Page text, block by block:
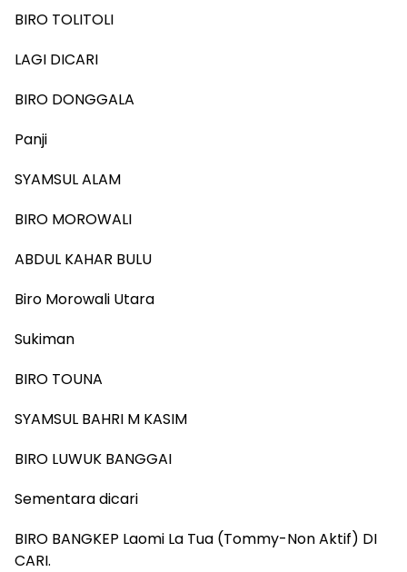
BIRO TOLITOLI
LAGI DICARI
BIRO DONGGALA
Panji
SYAMSUL ALAM
BIRO MOROWALI
ABDUL KAHAR BULU
Biro Morowali Utara
Sukiman
BIRO TOUNA
SYAMSUL BAHRI M KASIM
BIRO LUWUK BANGGAI
Sementara dicari
BIRO BANGKEP Laomi La Tua (Tommy-Non Aktif) DI
CARI.